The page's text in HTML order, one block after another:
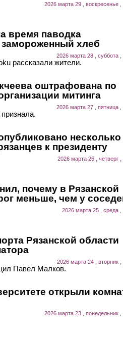
2026 марта 29 , воскресенье ,
время паводка
хлеб
2026 марта 28 , суббота ,
рассказали жители.
оштрафована по
митинга
2026 марта 27 , пятница ,
несколько
к президенту
2026 марта 26 , четверг ,
почему в Рязанской
меньше, чем у
2026 марта 25 , среда ,
Рязанской области
2026 марта 24 , вторник ,
Павел Малков.
открыли
2026 марта 23 , понедельник ,